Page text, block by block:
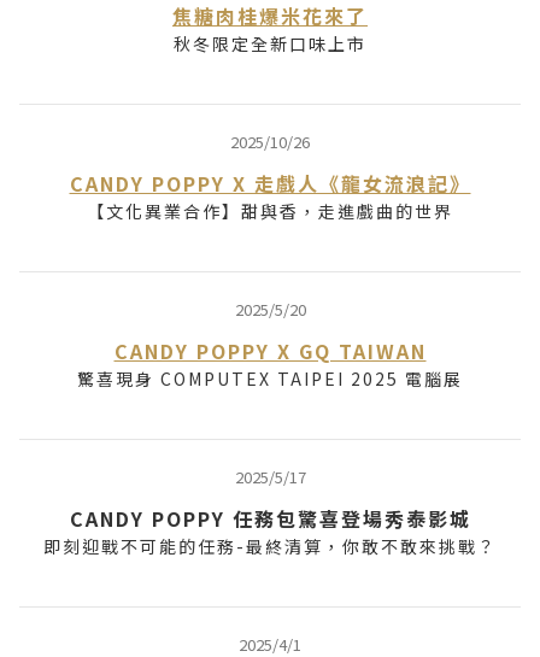
焦糖肉桂爆米花來了
秋冬限定全新口味上市
2025/10/26
CANDY POPPY X 走戲人《龍女流浪記》
【文化異業合作】甜與香，走進戲曲的世界
2025/5/20
CANDY POPPY X GQ TAIWAN
驚喜現身 COMPUTEX TAIPEI 2025 電腦展
2025/5/17
CANDY POPPY 任務包驚喜登場秀泰影城
即刻迎戰不可能的任務-最終清算，你敢不敢來挑戰？
2025/4/1